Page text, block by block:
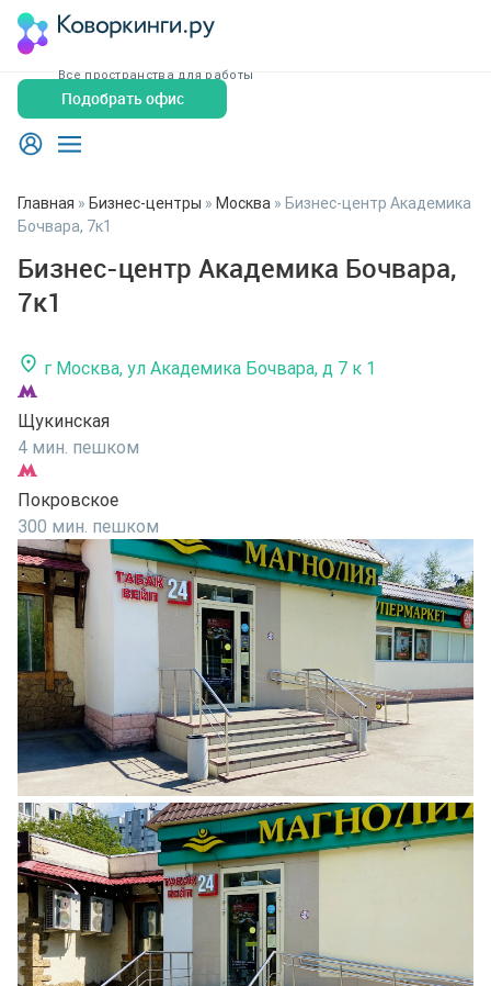
Все пространства для работы
Подобрать офис
Главная » Бизнес-центры » Москва » Бизнес-центр Академика
Бочвара, 7к1
Бизнес-центр Академика Бочвара,
7к1
г Москва, ул Академика Бочвара, д 7 к 1
Щукинская
4 мин. пешком
Покровское
300 мин. пешком